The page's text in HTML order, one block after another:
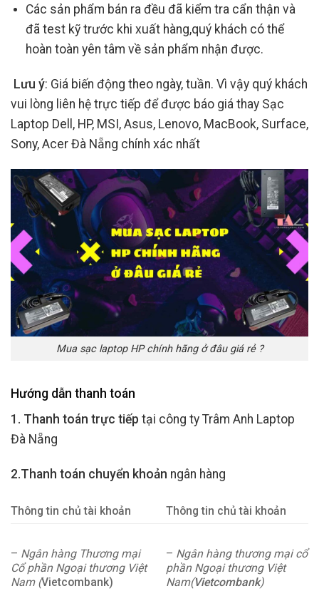
Các sản phẩm bán ra đều đã kiểm tra cẩn thận và
đã test kỹ trước khi xuất hàng,quý khách có thể
hoàn toàn yên tâm về sản phẩm nhận được.
Lưu ý: Giá biến động theo ngày, tuần. Vì vậy quý khách
vui lòng liên hệ trực tiếp để được báo giá thay Sạc
Laptop Dell, HP, MSI, Asus, Lenovo, MacBook, Surface,
Sony, Acer Đà Nẵng chính xác nhất
Mua sạc laptop HP chính hãng ở đâu giá rẻ ?
Hướng dẫn thanh toán
1. Thanh toán trực tiếp tại công ty Trâm Anh Laptop
Đà Nẵng
2.Thanh toán chuyển khoản ngân hàng
Thông tin chủ tài khoản Thông tin chủ tài khoản
– Ngân hàng Thương mại
Cổ phần Ngoại thương Việt
Nam (Vietcombank)
– Ngân hàng thương mại cổ
phần Ngoại thương Việt
Nam(Vietcombank)